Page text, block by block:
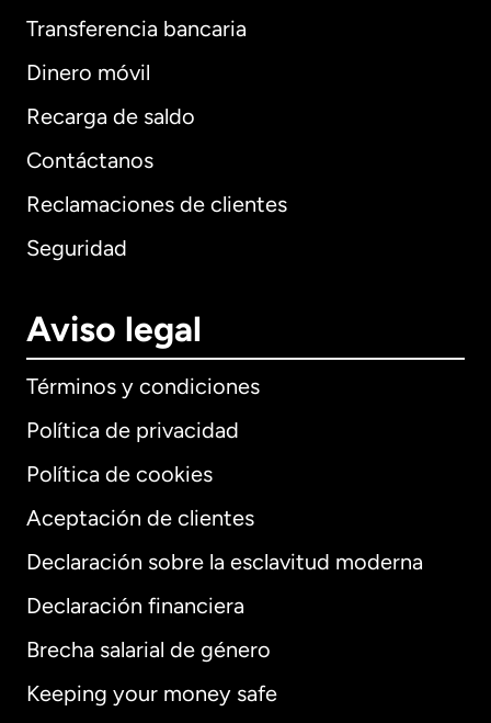
Transferencia bancaria
Dinero móvil
Recarga de saldo
Contáctanos
Reclamaciones de clientes
Seguridad
Aviso legal
Términos y condiciones
Política de privacidad
Política de cookies
Aceptación de clientes
Declaración sobre la esclavitud moderna
Declaración financiera
Brecha salarial de género
Keeping your money safe
Internacional English
Alemania